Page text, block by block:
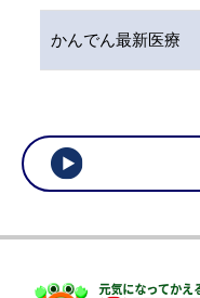
かんでん最新医療